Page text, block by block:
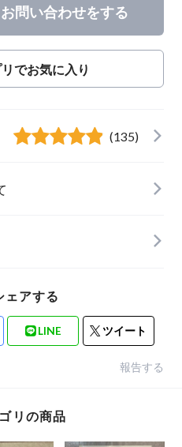
問い合わせをする
でお気に入り
(135)
ェアする
LINE ツイート
報告する
リの商品